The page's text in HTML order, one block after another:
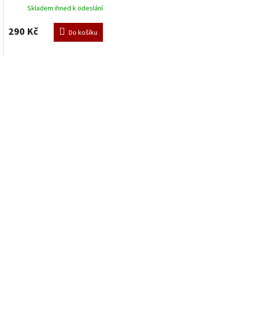
Skladem ihned k odeslání
290 Kč Do košíku